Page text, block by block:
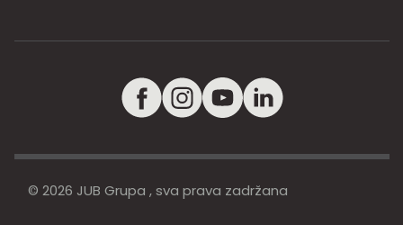
© 2026 JUB Grupa , sva prava zadržana